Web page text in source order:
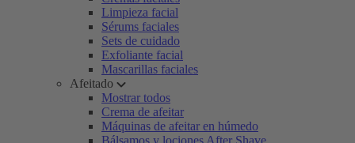
Limpieza facial
Sérums faciales
Sets de cuidado
Exfoliante facial
Mascarillas faciales
Afeitado
Mostrar todos
Crema de afeitar
Máquinas de afeitar en húmedo
Bálsamos y lociones After Shave